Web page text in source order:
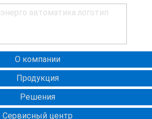
О компании
Продукция
Решения
Сервисный центр